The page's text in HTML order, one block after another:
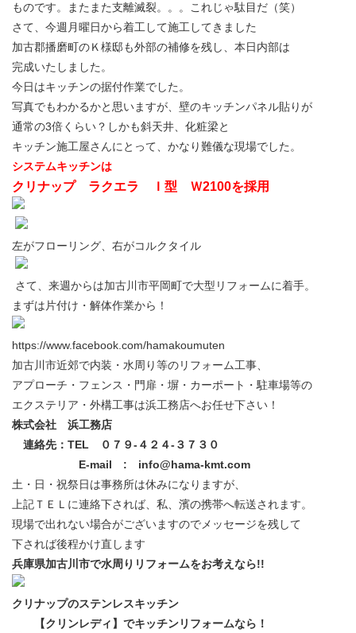
ものです。またまた支離滅裂。。。これじゃ駄目だ（笑）
さて、今週月曜日から着工して施工してきました
加古郡播磨町のＫ様邸も外部の補修を残し、本日内部は
完成いたしました。
今日はキッチンの据付作業でした。
写真でもわかるかと思いますが、壁のキッチンパネル貼りが
通常の3倍くらい？しかも斜天井、化粧梁と
キッチン施工屋さんにとって、かなり難儀な現場でした。
システムキッチンは
クリナップ ラクエラ Ｉ型 Ｗ2100を採用
左がフローリング、右がコルクタイル
さて、来週からは加古川市平岡町で大型リフォームに着手。
まずは片付け・解体作業から！
https://www.facebook.com/hamakoumuten
加古川市近郊で内装・水周り等のリフォーム工事、
アプローチ・フェンス・門扉・塀・カーポート・駐車場等の
エクステリア・外構工事は浜工務店へお任せ下さい！
株式会社 浜工務店
連絡先：TEL ０７９-４２４-３７３０
E-mail : info@hama-kmt.com
土・日・祝祭日は事務所は休みになりますが、
上記ＴＥＬに連絡下されば、私、濱の携帯へ転送されます。
現場で出れない場合がございますのでメッセージを残して
下されば後程かけ直します
兵庫県加古川市で水周りリフォームをお考えなら!!
クリナップのステンレスキッチン
【クリンレディ】でキッチンリフォームなら！